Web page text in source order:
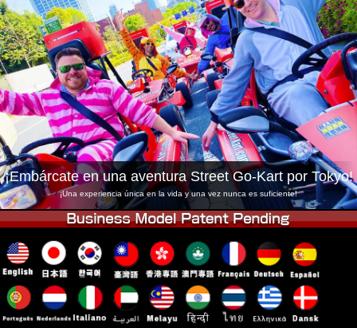
Acceso Testimonios Preguntas Frecuentes
Empresa Reservas
Cambiar Tienda
Tokyo Shinagawa Tokyo Akihabara#1
Tokyo Akihabara#2 Tokyo Shibuya
Tokyo Shibuya Annex Tokyo Bay
Tokyo Asakusa Osaka
Okinawa
¡Embárcate en una aventura Street Go-Kart por Tokyo!
¡Una experiencia única en la vida y una vez nunca es suficiente!